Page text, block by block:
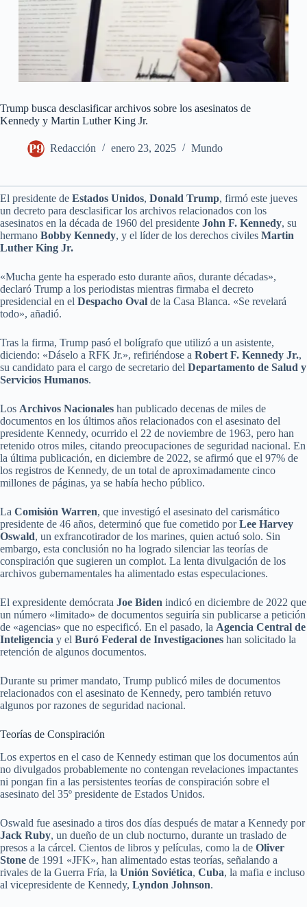
Trump busca desclasificar archivos sobre los asesinatos de
Kennedy y Martin Luther King Jr.
Redacción enero 23, 2025 Mundo
El presidente de Estados Unidos, Donald Trump, firmó este jueves
un decreto para desclasificar los archivos relacionados con los
asesinatos en la década de 1960 del presidente John F. Kennedy, su
hermano Bobby Kennedy, y el líder de los derechos civiles Martin
Luther King Jr.
«Mucha gente ha esperado esto durante años, durante décadas»,
declaró Trump a los periodistas mientras firmaba el decreto
presidencial en el Despacho Oval de la Casa Blanca. «Se revelará
todo», añadió.
Tras la firma, Trump pasó el bolígrafo que utilizó a un asistente,
diciendo: «Dáselo a RFK Jr.», refiriéndose a Robert F. Kennedy Jr.,
su candidato para el cargo de secretario del Departamento de Salud y
Servicios Humanos.
Los Archivos Nacionales han publicado decenas de miles de
documentos en los últimos años relacionados con el asesinato del
presidente Kennedy, ocurrido el 22 de noviembre de 1963, pero han
retenido otros miles, citando preocupaciones de seguridad nacional. En
la última publicación, en diciembre de 2022, se afirmó que el 97% de
los registros de Kennedy, de un total de aproximadamente cinco
millones de páginas, ya se había hecho público.
La Comisión Warren, que investigó el asesinato del carismático
presidente de 46 años, determinó que fue cometido porLee Harvey
Oswald, un exfrancotirador de los marines, quien actuó solo. Sin
embargo, esta conclusión no ha logrado silenciar las teorías de
conspiración que sugieren un complot. La lenta divulgación de los
archivos gubernamentales ha alimentado estas especulaciones.
El expresidente demócrata Joe Biden indicó en diciembre de 2022 que
un número «limitado» de documentos seguiría sin publicarse a petición
de «agencias» que no especificó. En el pasado, la Agencia Central de
Inteligencia y el Buró Federal de Investigaciones han solicitado la
retención de algunos documentos.
Durante su primer mandato, Trump publicó miles de documentos
relacionados con el asesinato de Kennedy, pero también retuvo
algunos por razones de seguridad nacional.
Teorías de Conspiración
Los expertos en el caso de Kennedy estiman que los documentos aún
no divulgados probablemente no contengan revelaciones impactantes
ni pongan fin a las persistentes teorías de conspiración sobre el
asesinato del 35º presidente de Estados Unidos.
Oswald fue asesinado a tiros dos días después de matar a Kennedy por
Jack Ruby, un dueño de un club nocturno, durante un traslado de
presos a la cárcel. Cientos de libros y películas, como la de Oliver
Stone de 1991 «JFK», han alimentado estas teorías, señalando a
rivales de la Guerra Fría, la Unión Soviética, Cuba, la mafia e incluso
al vicepresidente de Kennedy, Lyndon Johnson.